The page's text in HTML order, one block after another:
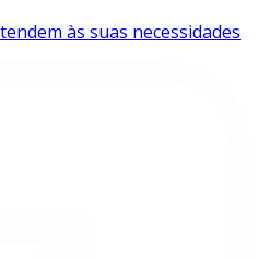
às suas necessidades